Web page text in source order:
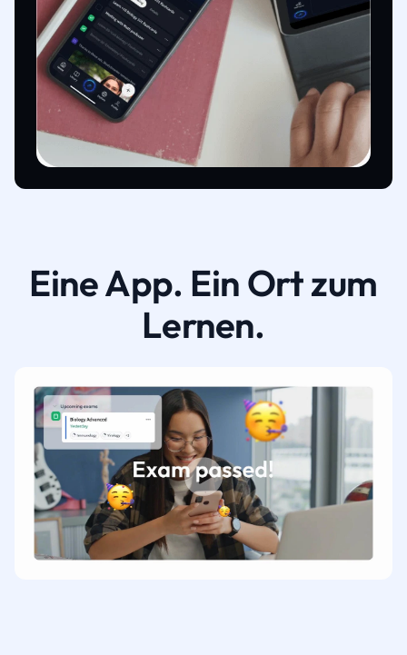
Eine App. Ein Ort zum
Lernen.